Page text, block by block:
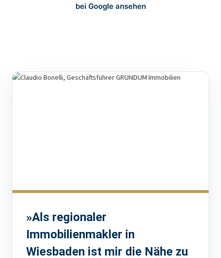
bei Google ansehen
»Als regionaler
Immobilienmakler in
Wiesbaden ist mir die Nähe zu